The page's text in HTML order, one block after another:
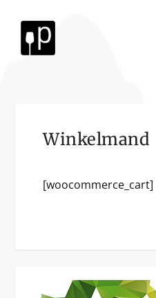
Winkelmand
[woocommerce_cart]